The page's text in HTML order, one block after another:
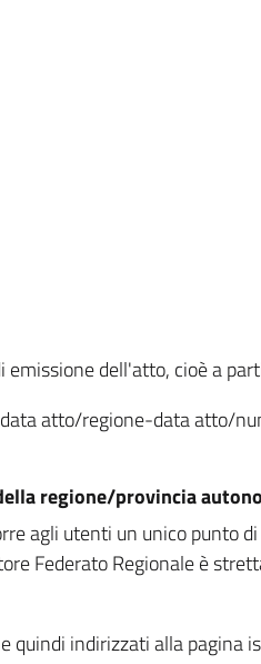
dell'atto, cioè a
atto/regione-data atto/
regione/provincia
agli utenti un unico punto
Federato Regionale è
quindi indirizzati alla pagina